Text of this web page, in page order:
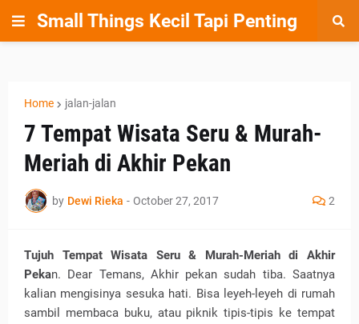
Small Things Kecil Tapi Penting
Home jalan-jalan
7 Tempat Wisata Seru & Murah-
Meriah di Akhir Pekan
by Dewi Rieka - October 27, 2017 2
Tujuh Tempat Wisata Seru & Murah-Meriah di Akhir
Pekan. Dear Temans, Akhir pekan sudah tiba. Saatnya
kalian mengisinya sesuka hati. Bisa leyeh-leyeh di rumah
sambil membaca buku, atau piknik tipis-tipis ke tempat